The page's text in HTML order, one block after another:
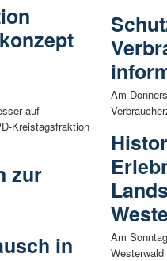
auf
Kreistagsfraktion
zur
in
Am
Am